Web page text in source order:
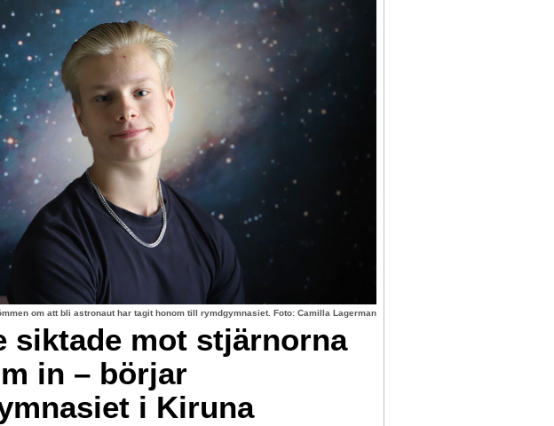
om att bli astronaut har tagit honom till rymdgymnasiet. Foto: Camilla Lagerman
siktade mot stjärnorna
in – börjar
i Kiruna